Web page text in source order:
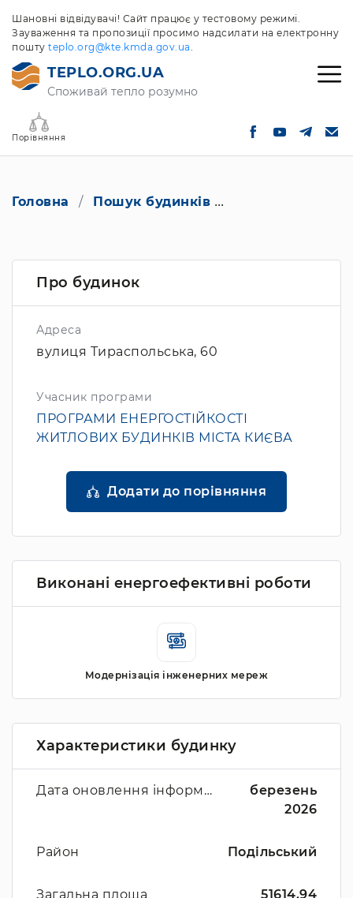
Шановні відвідувачі! Сайт працює у тестовому режимі.
Зауваження та пропозиції просимо надсилати на електронну
пошту teplo.org@kte.kmda.gov.ua.
TEPLO.ORG.UA
Споживай тепло розумно
Порівняння
Головна Пошук будинків
Про будинок
Адреса
вулиця Тираспольська, 60
Учасник програми
ПРОГРАМИ ЕНЕРГОСТІЙКОСТІ
ЖИТЛОВИХ БУДИНКІВ МІСТА КИЄВА
Додати до порівняння
Виконані енергоефективні роботи
Модернізація інженерних мереж
Характеристики будинку
Дата оновлення інформації
березень
2026
Район Подільський
Загальна площа 51614.94